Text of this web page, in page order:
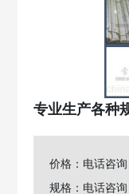
专业生产各种
价格：电话咨询
规格：电话咨询